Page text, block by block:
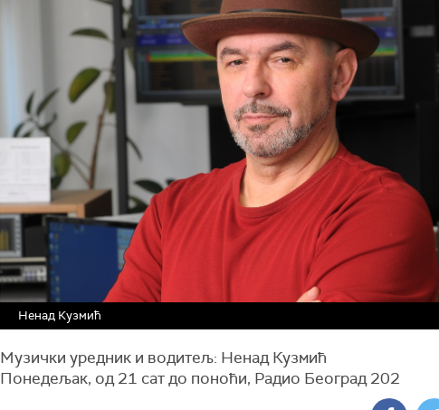
Ненад Кузмић
Mузички уредник и водитељ: Ненад Кузмић
Понедељак, од 21 сат до поноћи, Радио Београд 202